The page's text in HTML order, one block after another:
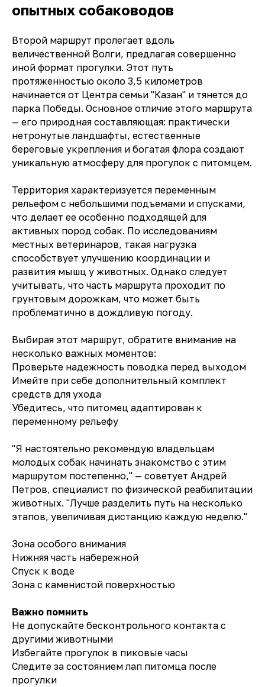
опытных собаководов
Второй маршрут пролегает вдоль
величественной Волги, предлагая совершенно
иной формат прогулки. Этот путь
протяженностью около 3,5 километров
начинается от Центра семьи "Казан" и тянется до
парка Победы. Основное отличие этого маршрута
— его природная составляющая: практически
нетронутые ландшафты, естественные
береговые укрепления и богатая флора создают
уникальную атмосферу для прогулок с питомцем.
Территория характеризуется переменным
рельефом с небольшими подъемами и спусками,
что делает ее особенно подходящей для
активных пород собак. По исследованиям
местных ветеринаров, такая нагрузка
способствует улучшению координации и
развития мышц у животных. Однако следует
учитывать, что часть маршрута проходит по
грунтовым дорожкам, что может быть
проблематично в дождливую погоду.
Выбирая этот маршрут, обратите внимание на
несколько важных моментов:
Проверьте надежность поводка перед выходом
Имейте при себе дополнительный комплект
средств для ухода
Убедитесь, что питомец адаптирован к
переменному рельефу
"Я настоятельно рекомендую владельцам
молодых собак начинать знакомство с этим
маршрутом постепенно," — советует Андрей
Петров, специалист по физической реабилитации
животных. "Лучше разделить путь на несколько
этапов, увеличивая дистанцию каждую неделю."
Зона особого внимания
Нижняя часть набережной
Спуск к воде
Зона с каменистой поверхностью
Важно помнить
Не допускайте бесконтрольного контакта с
другими животными
Избегайте прогулок в пиковые часы
Следите за состоянием лап питомца после
прогулки